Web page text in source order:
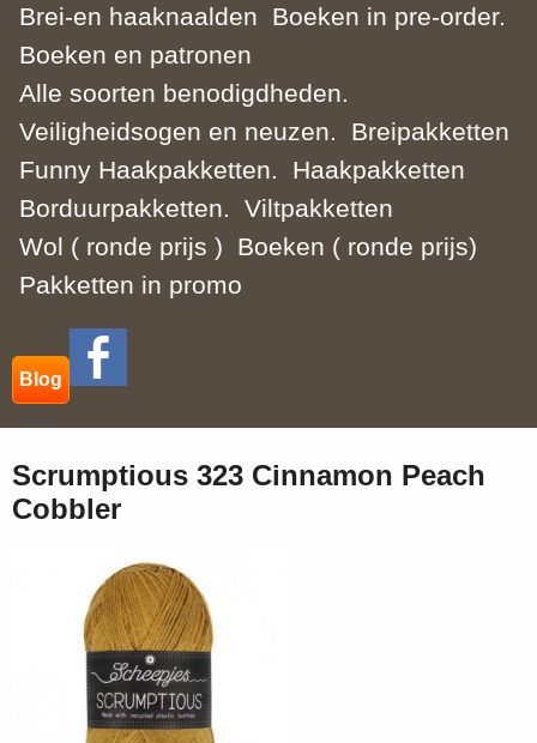
Brei-en haaknaalden
Boeken in pre-order.
Boeken en patronen
Alle soorten benodigdheden.
Veiligheidsogen en neuzen.
Breipakketten
Funny Haakpakketten.
Haakpakketten
Borduurpakketten.
Viltpakketten
Wol ( ronde prijs )
Boeken ( ronde prijs)
Pakketten in promo
Blog
Scrumptious 323 Cinnamon Peach
Cobbler